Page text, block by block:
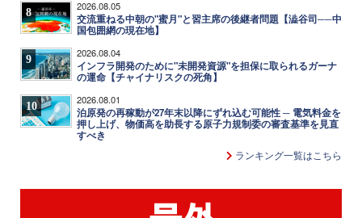
8 2026.08.05
交流重ねる中朝の"蜜月"と習主席の後継者問題【澁谷司──中
国包囲網の現在地】
9 2026.08.04
インフラ開発のために"未開発資源"を担保に取られるガーナ
の運命【チャイナリスクの死角】
10 2026.08.01
泊原発の再稼動が27年末以降にずれ込む可能性 ─ 電気料金を
押し上げ、物価高を助長する原子力規制委の審査基準を見直
すべき
ランキング一覧はこちら